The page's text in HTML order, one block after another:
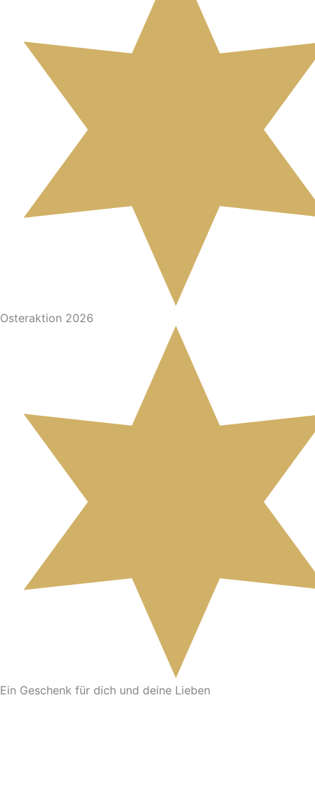
Osteraktion 2026
Ein Geschenk für dich und deine Lieben